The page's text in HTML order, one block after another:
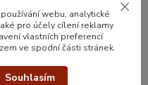
že podle Nařízení máte právo:
osobních údajů kdykoliv
mít za následekukončení
osobních údajů z
webu, analytické
pro účely cílení reklamy
vlastních preferencí
ve spodní části stránek.
Souhlasím